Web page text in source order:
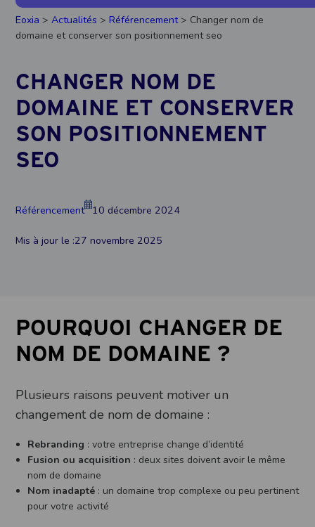
Eoxia >Actualités >Référencement> Changer nom de
domaine et conserver son positionnement seo
CHANGER NOM DE
DOMAINE ET CONSERVER
SON POSITIONNEMENT
SEO
Référencement 10 décembre 2024
Mis à jour le :27 novembre 2025
POURQUOI CHANGER DE
NOM DE DOMAINE ?
Plusieurs raisons peuvent motiver un
changement de nom de domaine :
Rebranding : votre entreprise change d’identité
Fusion ou acquisition : deux sites doivent avoir le même
nom de domaine
Nom inadapté : un domaine trop complexe ou peu pertinent
pour votre activité